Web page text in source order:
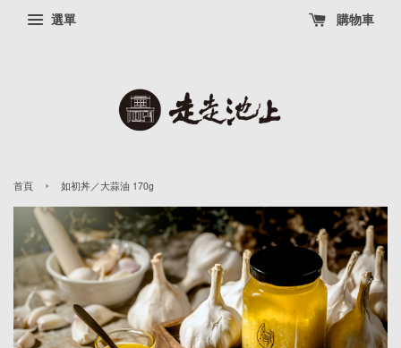
選單 購物車
首頁 › 如初丼／大蒜油 170g